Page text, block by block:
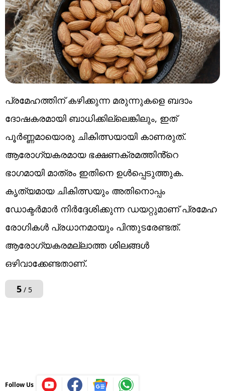
പ്രമേഹത്തിന് കഴിക്കുന്ന മരുന്നുകളെ ബദാം
ദോഷകരമായി ബാധിക്കില്ലെങ്കിലും, ഇത്
പൂർണ്ണമായൊരു ചികിത്സയായി കാണരുത്.
ആരോഗ്യകരമായ ഭക്ഷണക്രമത്തിൻ്റെ
ഭാഗമായി മാത്രം ഇതിനെ ഉൾപ്പെടുത്തുക.
കൃത്യമായ ചികിത്സയും അതിനൊപ്പം
ഡോക്ടർമാർ നിർദ്ദേശിക്കുന്ന ഡയറ്റുമാണ് പ്രമേഹ
രോഗികൾ പ്രധാനമായും പിന്തുടരേണ്ടത്.
ആരോഗ്യകരമല്ലാത്ത ശിലങ്ങൾ
ഒഴിവാക്കേണ്ടതാണ്.
5/ 5
Follow Us